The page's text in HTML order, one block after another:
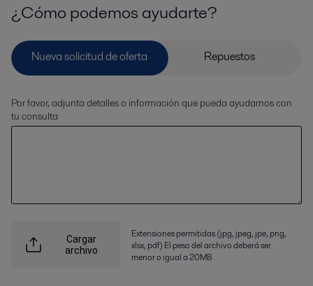
¿Cómo podemos ayudarte?
Por favor, adjunta detalles o información que pueda ayudarnos con
tu consulta
Cargar
archivo
Extensiones permitidas (jpg, jpeg, jpe, png,
xlsx, pdf) El peso del archivo deberá ser
menor o igual a 20MB